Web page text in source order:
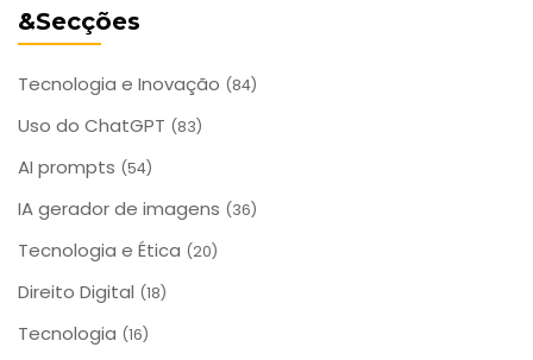
&Secções
Tecnologia e Inovação (84)
Uso do ChatGPT (83)
AI prompts (54)
IA gerador de imagens (36)
Tecnologia e Ética (20)
Direito Digital (18)
Tecnologia (16)
garantir autenticidade, este guia é essencial.